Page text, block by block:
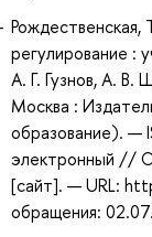
Рождественская,
регулирование :
А. Г. Гузнов, А.
Москва :
образование). —
электронный //
[сайт]. — URL:
обращения: